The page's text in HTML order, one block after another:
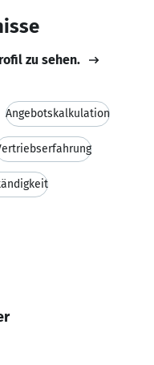
zu sehen.
Angebotskalkulation